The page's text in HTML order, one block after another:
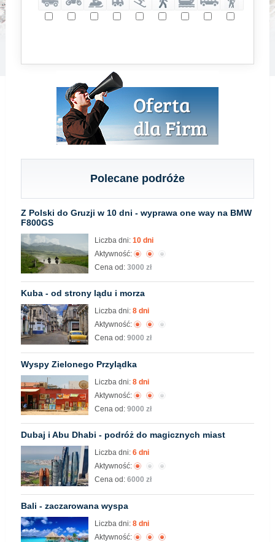
Polecane podróże
Z Polski do Gruzji w 10 dni - wyprawa one way na BMW
F800GS
Liczba dni: 10 dni
Aktywność:
Cena od: 3000 zł
Kuba - od strony lądu i morza
Liczba dni: 8 dni
Aktywność:
Cena od: 9000 zł
Wyspy Zielonego Przylądka
Liczba dni: 8 dni
Aktywność:
Cena od: 9000 zł
Dubaj i Abu Dhabi - podróż do magicznych miast
Liczba dni: 6 dni
Aktywność:
Cena od: 6000 zł
Bali - zaczarowana wyspa
Liczba dni: 8 dni
Aktywność: